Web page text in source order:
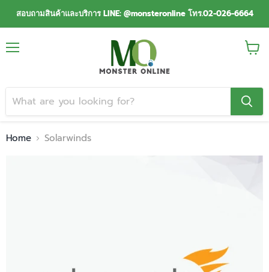
สอบถามสินค้าและบริการ LINE: @monsteronline โทร.02-026-6664
View
Home Solarwinds